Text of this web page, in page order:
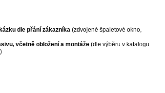
dle přání zákazníka (zdvojené špaletové okno,
včetně obložení a montáže (dle výběru v katalogu